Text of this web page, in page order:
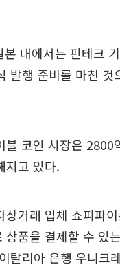
내에서는 핀테크
발행 준비를 마친
블 코인 시장은
지고 있다.
상거래 업체 쇼피파
상품을 결제할 수 있
탈리아 은행 우니크